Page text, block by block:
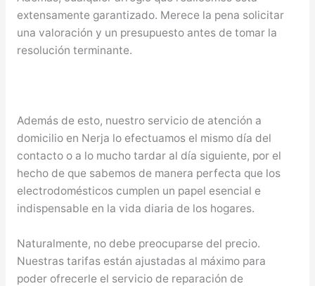
extensamente garantizado. Merece la pena solicitar
una valoración y un presupuesto antes de tomar la
resolución terminante.
Además de esto, nuestro servicio de atención a
domicilio en Nerja lo efectuamos el mismo día del
contacto o a lo mucho tardar al día siguiente, por el
hecho de que sabemos de manera perfecta que los
electrodomésticos cumplen un papel esencial e
indispensable en la vida diaria de los hogares.
Naturalmente, no debe preocuparse del precio.
Nuestras tarifas están ajustadas al máximo para
poder ofrecerle el servicio de reparación de